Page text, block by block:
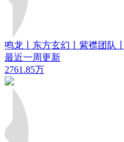
鸣龙丨东方玄幻丨紫襟团队
最近一周更新
2761.85万